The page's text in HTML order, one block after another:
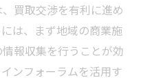
買取交渉を有利に進め
は、まず地域の商業施
報収集を行うことが効
ンフォーラムを活用す